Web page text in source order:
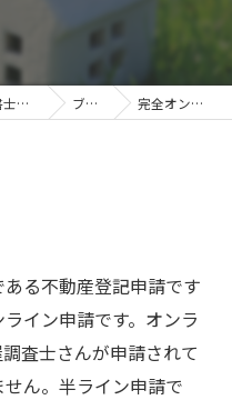
愛知県知多市の司法書士なら司法書士やまさき事務所 ブログ 完全オンライン
る不動産登記申請です
イン申請です。オンラ
査士さんが申請されて
ん。半ライン申請で